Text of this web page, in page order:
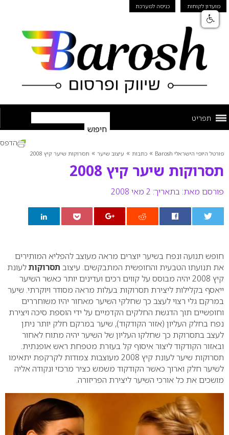
מועדון לקוחות כניסה למערכת
תפריט
פורטל היופי הישראלי Barosh » כתבות » עיצוב שיער » תסרוקות שיער קיץ 2008
תסרוקות שיער קיץ 2008
פורסם מאת: בתאריך: 2 מאי 2008
הדפס
חופש תנועה ונפח בשיער יוצרים מראה מעוצב להפליא המותירים
את תנועתו הטבעית והחופשית המתבקשים. עיצוב תסרוקותלעונת
קיץ 2008 יהיה מבוסס על קווים רכים ועדינים יותר כאשר השיער
ייאסף בקלילות ליצירת תסרוקות בעלות מראה מסודר ויוקרתי. שיער
במרקם גלי רצוי לעצב כך שחלקי השיער מאחור יהיו משוחררים
וחופשיים תוך הדגשת החלקים הקדמיים על ידי הוספת סיכה ויצירת
נפח בחלק העליון (אזור הקודקוד), שיער במרקם חלק יותר ניתן
לעצב בתסרוקת כך שחלקו העליון של השיער יהיה מתוח לאחור
ובאזור הקודקוד ליצור איסוף קל בעזרת מטפחת ראש אופנתית.
תסרוקות שיער לעונת קיץ 2008 מעוצבות צמודות לקרקפת יתאימו
לשיער חלק וארוך כאשר הקודקוד משמש כציר מרכזי ונקודה אליה
מושכים את כל אורכי השיער ליצירת הפריזורה.